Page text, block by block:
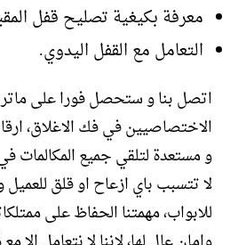
معرفة بكيغية تصليح قفل
التعامل مع القفل اليدوي.
اتصل بنا و ستحصل فورا على
الاختصاصيين في فك الاغلاق،
و مستعدة لتلقي جميع المكالمات
لا تتسبب باي ازعاح او قلق
للابواب، مهمتنا الحفاظ على